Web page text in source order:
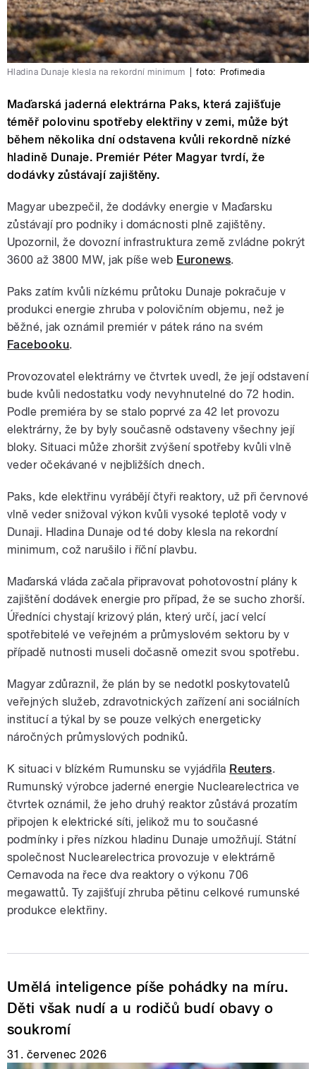
Hladina Dunaje klesla na rekordní minimum foto: Profimedia
Maďarská jaderná elektrárna Paks, která zajišťuje
téměř polovinu spotřeby elektřiny v zemi, může být
během několika dní odstavena kvůli rekordně nízké
hladině Dunaje. Premiér Péter Magyar tvrdí, že
dodávky zůstávají zajištěny.
Magyar ubezpečil, že dodávky energie v Maďarsku
zůstávají pro podniky i domácnosti plně zajištěny.
Upozornil, že dovozní infrastruktura země zvládne pokrýt
3600 až 3800 MW, jak píše web Euronews.
Paks zatím kvůli nízkému průtoku Dunaje pokračuje v
produkci energie zhruba v polovičním objemu, než je
běžné, jak oznámil premiér v pátek ráno na svém
Facebooku.
Provozovatel elektrárny ve čtvrtek uvedl, že její odstavení
bude kvůli nedostatku vody nevyhnutelné do 72 hodin.
Podle premiéra by se stalo poprvé za 42 let provozu
elektrárny, že by byly současně odstaveny všechny její
bloky. Situaci může zhoršit zvýšení spotřeby kvůli vlně
veder očekávané v nejbližších dnech.
Paks, kde elektřinu vyrábějí čtyři reaktory, už při červnové
vlně veder snižoval výkon kvůli vysoké teplotě vody v
Dunaji. Hladina Dunaje od té doby klesla na rekordní
minimum, což narušilo i říční plavbu.
Maďarská vláda začala připravovat pohotovostní plány k
zajištění dodávek energie pro případ, že se sucho zhorší.
Úředníci chystají krizový plán, který určí, jací velcí
spotřebitelé ve veřejném a průmyslovém sektoru by v
případě nutnosti museli dočasně omezit svou spotřebu.
Magyar zdůraznil, že plán by se nedotkl poskytovatelů
veřejných služeb, zdravotnických zařízení ani sociálních
institucí a týkal by se pouze velkých energeticky
náročných průmyslových podniků.
K situaci v blízkém Rumunsku se vyjádřila Reuters.
Rumunský výrobce jaderné energie Nuclearelectrica ve
čtvrtek oznámil, že jeho druhý reaktor zůstává prozatím
připojen k elektrické síti, jelikož mu to současné
podmínky i přes nízkou hladinu Dunaje umožňují. Státní
společnost Nuclearelectrica provozuje v elektrárně
Cernavoda na řece dva reaktory o výkonu 706
megawattů. Ty zajišťují zhruba pětinu celkové rumunské
produkce elektřiny.
Umělá inteligence píše pohádky na míru.
Děti však nudí a u rodičů budí obavy o
soukromí
31. červenec 2026